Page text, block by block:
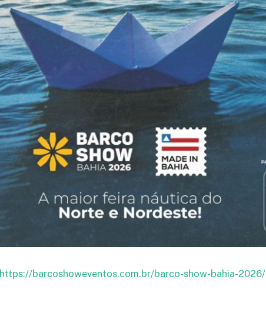
https://barcoshoweventos.com.br/barco-show-bahia-2026/